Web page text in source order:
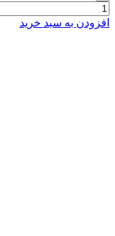
افزودن به سبد خرید